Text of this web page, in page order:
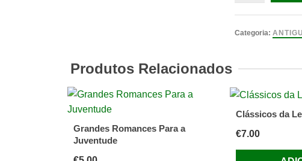
menina
contrabandistas
Categoria:
Produtos Relacionados
Grandes Romances Para a
Juventude
Clássicos da
€7.00